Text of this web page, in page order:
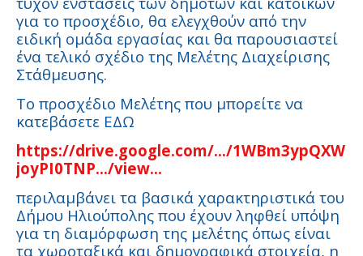
για το προσχέδιο, θα ελεγχθούν από την
ειδική ομάδα εργασίας και θα παρουσιαστεί
ένα τελικό σχέδιο της Μελέτης Διαχείρισης
Στάθμευσης.
Το προσχέδιο Μελέτης που μπορείτε να
κατεβάσετε ΕΔΩ
https://drive.google.com/.../1WBm3ypQXW
joyPI0TNP.../view...
περιλαμβάνει τα βασικά χαρακτηριστικά του
Δήμου Ηλιούπολης που έχουν ληφθεί υπόψη
για τη διαμόρφωση της μελέτης όπως είναι
τα χωροταξικά και δημογραφικά στοιχεία, η